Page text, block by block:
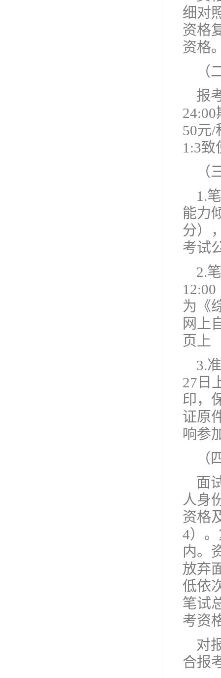
细对
资格
资格
（
报
50元/
1:3致
（
1.
能力
分）
考试
2.
为《
网上
页上
3.
27日
印，
证原
响参
（
面
人身
资格
4）
内。
放弃
低依
笔试
考资
对
合报